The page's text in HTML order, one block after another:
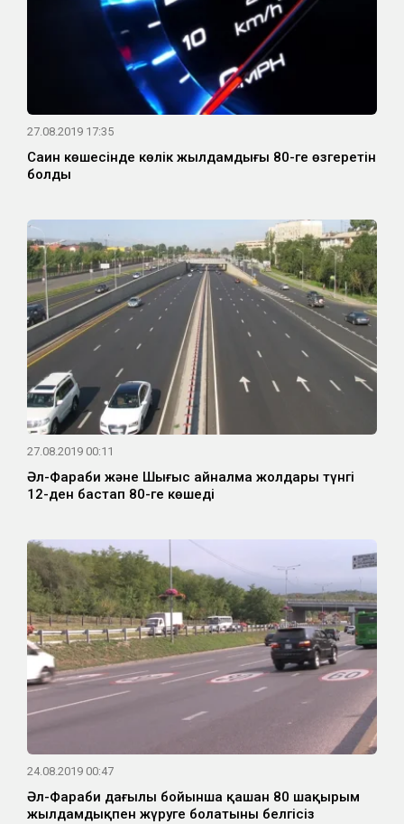
27.08.2019 17:35
Саин көшесінде көлік жылдамдығы 80-ге өзгеретін
болды
27.08.2019 00:11
Әл-Фараби және Шығыс айналма жолдары түнгі
12-ден бастап 80-ге көшеді
24.08.2019 00:47
Әл-Фараби даңғылы бойынша қашан 80 шақырым
жылдамдықпен жүруге болатыны белгісіз